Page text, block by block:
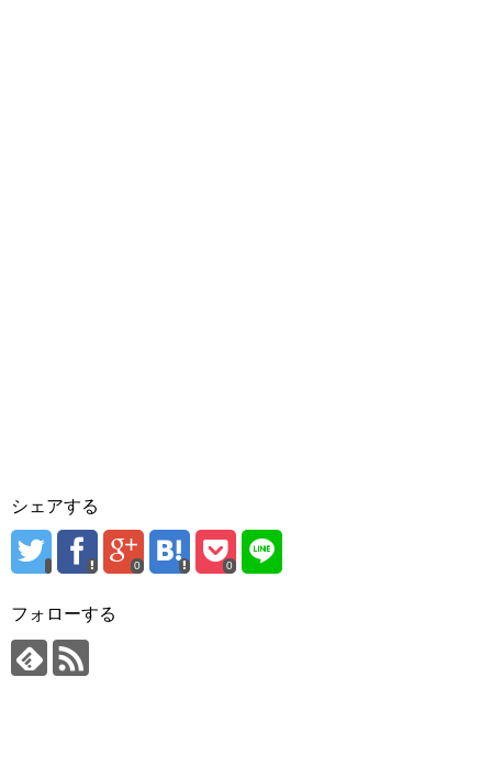
シェアする
0 0
フォローする